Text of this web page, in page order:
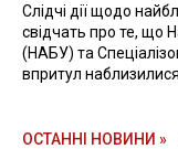
Слідчі дії щодо
свідчать про те, що
(НАБУ) та
впритул
ОСТАННІ НОВИНИ »